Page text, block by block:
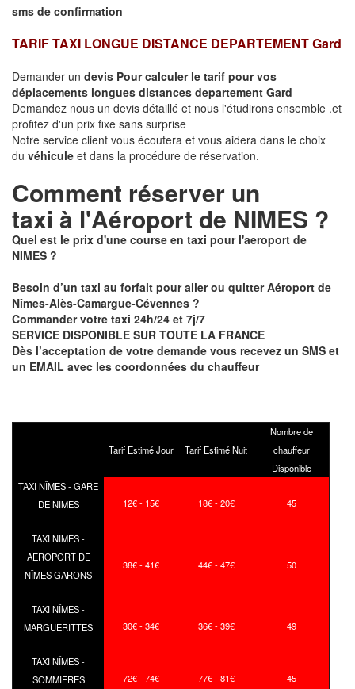
sms de confirmation
TARIF TAXI LONGUE DISTANCE DEPARTEMENT Gard
Demander un devis Pour calculer le tarif pour vos
déplacements longues distances departement Gard
Demandez nous un devis détaillé et nous l'étudirons ensemble .et
profitez d'un prix fixe sans surprise
Notre service client vous écoutera et vous aidera dans le choix
du véhicule et dans la procédure de réservation.
Comment réserver un
taxi à l'Aéroport de NIMES ?
Quel est le prix d'une course en taxi pour l'aeroport de
NIMES ?
Besoin d’un taxi au forfait pour aller ou quitter Aéroport de
Nîmes-Alès-Camargue-Cévennes ?
Commander votre taxi 24h/24 et 7j/7
SERVICE DISPONIBLE SUR TOUTE LA FRANCE
Dès l’acceptation de votre demande vous recevez un SMS et
un EMAIL avec les coordonnées du chauffeur
Tarif Estimé Jour Tarif Estimé Nuit
Nombre de
chauffeur
Disponible
TAXI NÎMES - GARE
DE NÎMES
12€ - 15€ 18€ - 20€ 45
TAXI NÎMES -
AEROPORT DE
NÎMES GARONS
38€ - 41€ 44€ - 47€ 50
TAXI NÎMES -
MARGUERITTES
30€ - 34€ 36€ - 39€ 49
TAXI NÎMES -
SOMMIERES
72€ - 74€ 77€ - 81€ 45